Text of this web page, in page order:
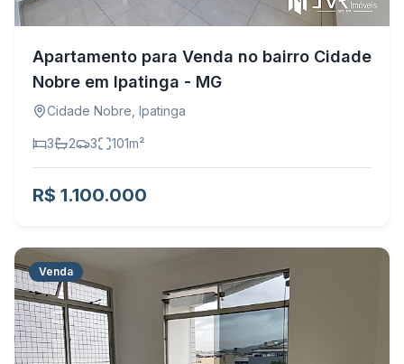
Apartamento para Venda no bairro Cidade
Nobre em Ipatinga - MG
Cidade Nobre Ipatinga
3 2 3 101m²
R$ 1.100.000
Venda